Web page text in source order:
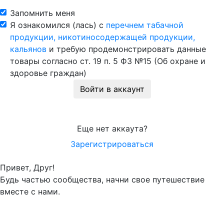
Запомнить меня
Я ознакомился (лась) с перечнем табачной
продукции, никотиносодержащей продукции,
кальянов и требую продемонстрировать данные
товары согласно ст. 19 п. 5 ФЗ №15 (Об охране и
здоровье граждан)
Войти в аккаунт
Еще нет аккаута?
Зарегистрироваться
Привет, Друг!
Будь частью сообщества, начни свое путешествие
вместе с нами.